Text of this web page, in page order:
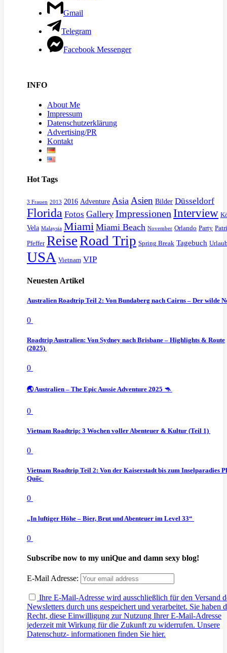
Gmail
Telegram
Facebook Messenger
INFO
About Me
Impressum
Datenschutzerklärung
Advertising/PR
Kontakt
Hot Tags
3 Frauen 2013 2016 Adventure Asia Asien Bilder Düsseldorf
Florida Fotos Gallery Impressionen Interview
Vela Malaysia Miami Miami Beach November Orlando Party
Pfeffer ReiseRoad Trip Spring Break Tagebuch
USA Vietnam VIP
Neuesten Artikel
Australien Roadtrip Teil 2: Von Bundaberg nach Cairns – Der wilde
0
Roadtrip Australien: Von Sydney nach Brisbane – Highlights & Route
(2025)
0
🌏 Australien – The Epic Aussie Adventure 2025 🦘
0
Vietnam Roadtrip: 3 Wochen voller Abenteuer & Kultur (Teil 1)
0
Vietnam Roadtrip Teil 2: Von der Kaiserstadt bis zum Inselparadies
Quốc
0
„In luftiger Höhe – Bier, Brut und Abenteuer im Level 33“
0
Subscribe now to my uniQue and damn sexy blog!
E-Mail Adresse:
Ihre E-Mail-Adresse wird ausschließlich für den Versand
Newsletters durch uns gespeichert und verarbeitet. Sie haben
Recht, diese Einwilligung zur Nutzung Ihrer E-Mail-Adresse
jederzeit mit Wirkung für die Zukunft zu widerrufen. Unsere
Datenschutz- informationen finden Sie hier.